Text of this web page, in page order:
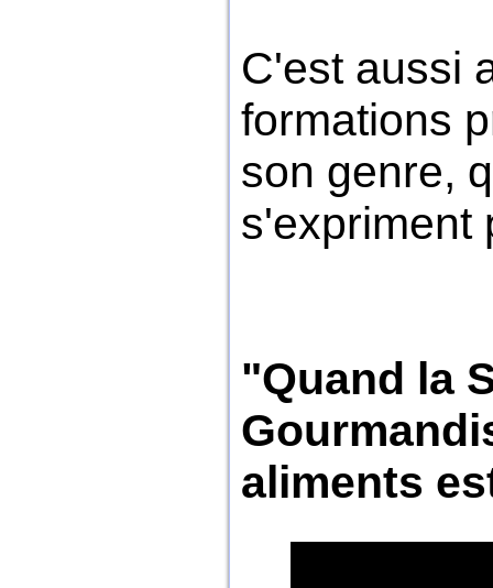
C'est aussi
formations
son genre,
s'expriment
"Quand la
aliments